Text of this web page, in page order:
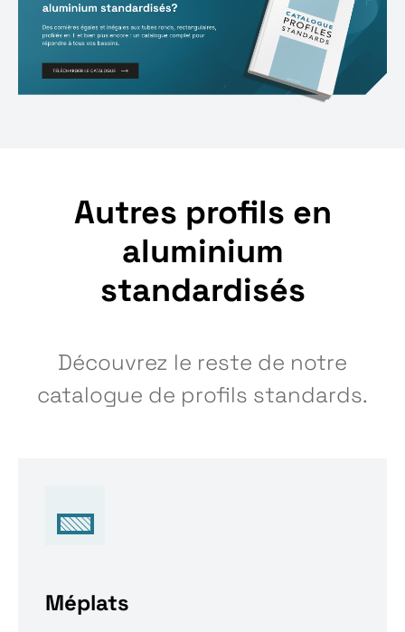
Autres profils en
aluminium
standardisés
Découvrez le reste de notre
catalogue de profils standards.
Méplats